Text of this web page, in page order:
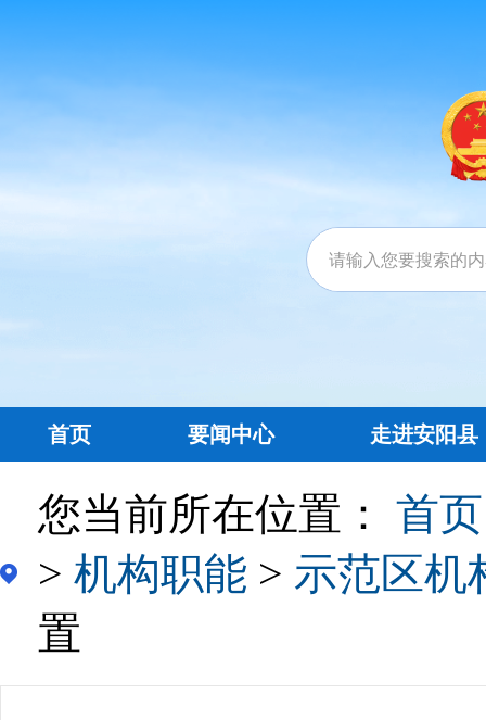
首页 要闻中心 走进安阳县
您当前所在位置： 首页
> 机构职能 > 示范区机
置